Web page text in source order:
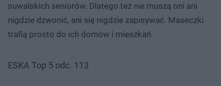
suwalskich seniorów. Dlatego też nie muszą oni ani
nigdzie dzwonić, ani się nigdzie zapisywać. Maseczki
trafią prosto do ich domów i mieszkań.
ESKA Top 5 odc. 113